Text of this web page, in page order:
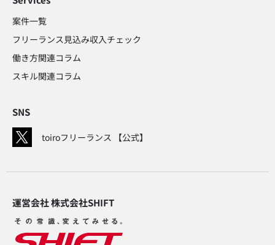
案件一覧
フリーランス見込み収入チェック​
働き方関連コラム​
スキル関連コラム​
SNS
toiroフリーランス 【公式】
運営会社 株式会社SHIFT​